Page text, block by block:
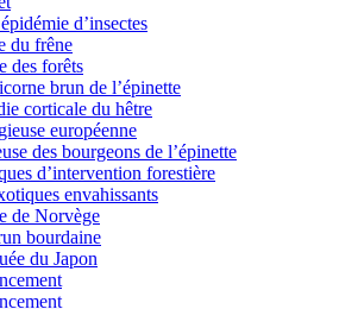
d’insectes
du frêne
des forêts
brun de l’épinette
corticale du hêtre
européenne
des bourgeons de l’épinette
d’intervention forestière
envahissants
de Norvège
bourdaine
du Japon